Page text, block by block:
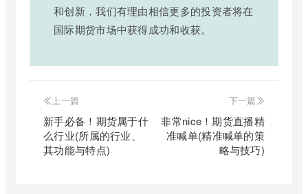
和创新，我们有理由相信更多的投资者将在
国际期货市场中获得成功和收获。
上一篇
新手必备！期货属于什
么行业(所属的行业、
其功能与特点)
下一篇
非常nice！期货直播精
准喊单(精准喊单的策
略与技巧)